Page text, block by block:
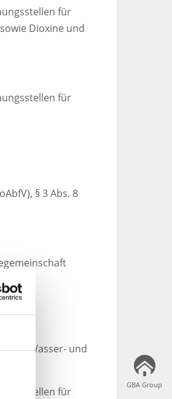
GBA Group
für
Dioxine und
für
§ 3 Abs. 8
an Wasser- und
für
GBA Group